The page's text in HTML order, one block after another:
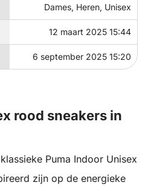
Dames, Heren, Unisex
12 maart 2025 15:44
6 september 2025 15:20
rood sneakers in
Puma Indoor Unisex
zijn op de energieke